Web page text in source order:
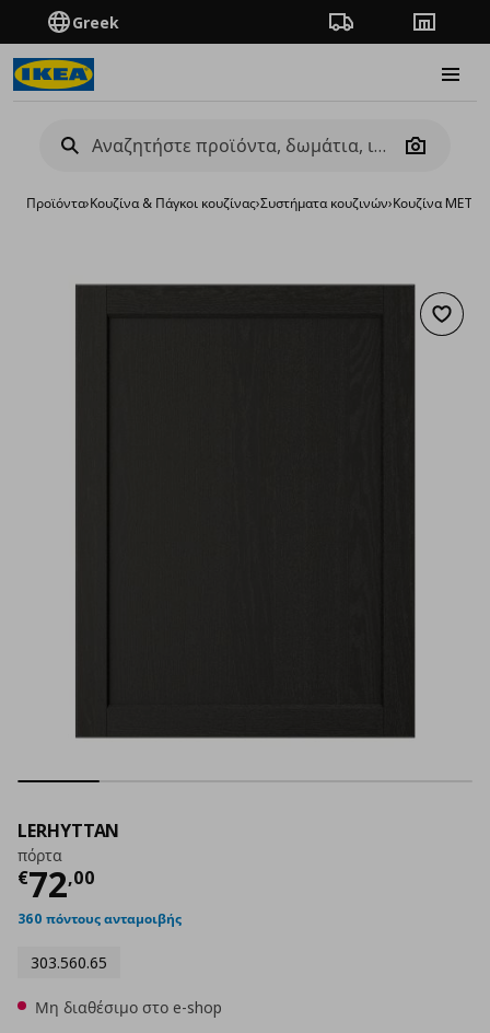
Greek Πορεία παραγγελίας
Camera
Προϊόντα›Κουζίνα & Πάγκοι κουζίνας›Συστήματα κουζινών›Κουζίνα
LERHYTTAN
πόρτα
€72,00
Τρέχουσα τιμή
360 πόντους ανταμοιβής
303.560.65
Μη διαθέσιμο στο e-shop